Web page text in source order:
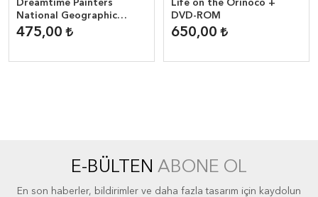
Dreamtime Painters
National Geographic
Reader ( 800 headwords )
475,00
Life on the Orinoco +
DVD-ROM
650,00
E-BÜLTEN ABONE OL
En son haberler, bildirimler ve daha fazla tasarım için kaydolun